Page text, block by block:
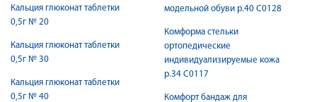
Кальция глюконат таблетки
0,5г № 20
Кальция глюконат таблетки
0,5г № 30
Кальция глюконат таблетки
0,5г № 40
модельной обуви р.40 С0128
Комформа стельки
ортопедические
индивидуализируемые кожа
р.34 С0117
Комфорт бандаж для